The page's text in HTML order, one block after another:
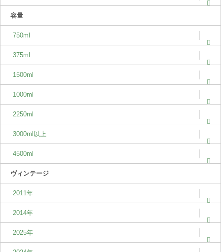
容量
750ml
375ml
1500ml
1000ml
2250ml
3000ml以上
4500ml
ヴィンテージ
2011年
2014年
2025年